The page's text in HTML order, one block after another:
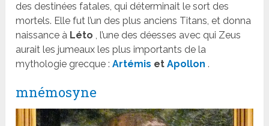
des destinées fatales, qui déterminait le sort des
mortels. Elle fut l’un des plus anciens Titans, et donna
naissance à Léto , l’une des déesses avec qui Zeus
aurait les jumeaux les plus importants de la
mythologie grecque :Artémis etApollon .
mnémosyne